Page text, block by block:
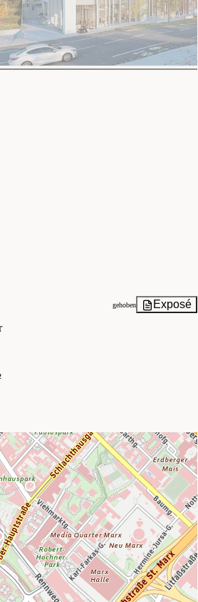
gehoben
Exposé